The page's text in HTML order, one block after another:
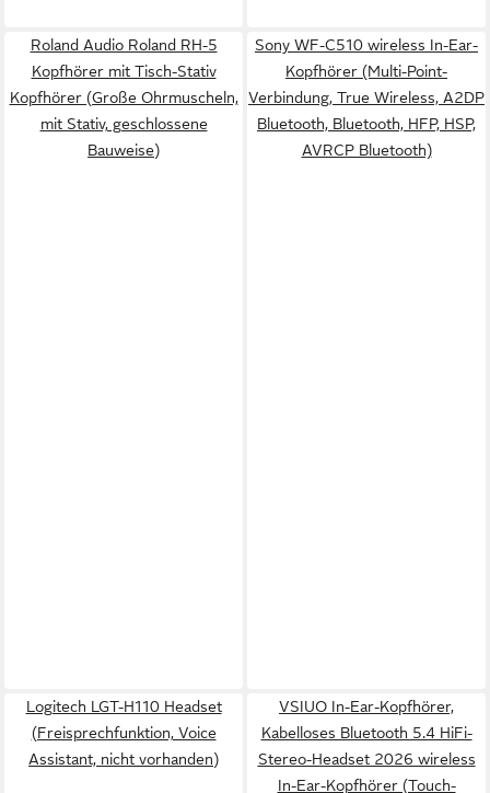
Roland Audio Roland RH-5
Kopfhörer mit Tisch-Stativ
Kopfhörer (Große Ohrmuscheln,
mit Stativ, geschlossene
Bauweise)
Sony WF-C510 wireless In-Ear-
Kopfhörer (Multi-Point-
Verbindung, True Wireless, A2DP
Bluetooth, Bluetooth, HFP, HSP,
AVRCP Bluetooth)
Logitech LGT-H110 Headset
(Freisprechfunktion, Voice
Assistant, nicht vorhanden)
VSIUO In-Ear-Kopfhörer,
Kabelloses Bluetooth 5.4 HiFi-
Stereo-Headset 2026 wireless
In-Ear-Kopfhörer (Touch-